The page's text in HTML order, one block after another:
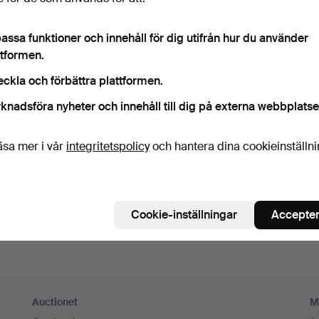
på Auctionets nyhetsbrev.
experttips, utvalda föremål och inspiration. Om du ångrar dig kan du
är över 18 år och jag godkänner användarvillkoren,
att jag har tagit del av
Auctionet
funktioner och innehåll för dig utifrån hur du använder
och förbättra plattformen.
nyheter och innehåll till dig på externa
mer i vår integritetspolicyoch hantera dina
Cookie-inställningar